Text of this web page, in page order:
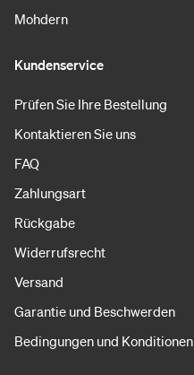
Mohdern
Kundenservice
Prüfen Sie Ihre Bestellung
Kontaktieren Sie uns
FAQ
Zahlungsart
Rückgabe
Widerrufsrecht
Versand
Garantie und Beschwerden
Bedingungen und Konditionen